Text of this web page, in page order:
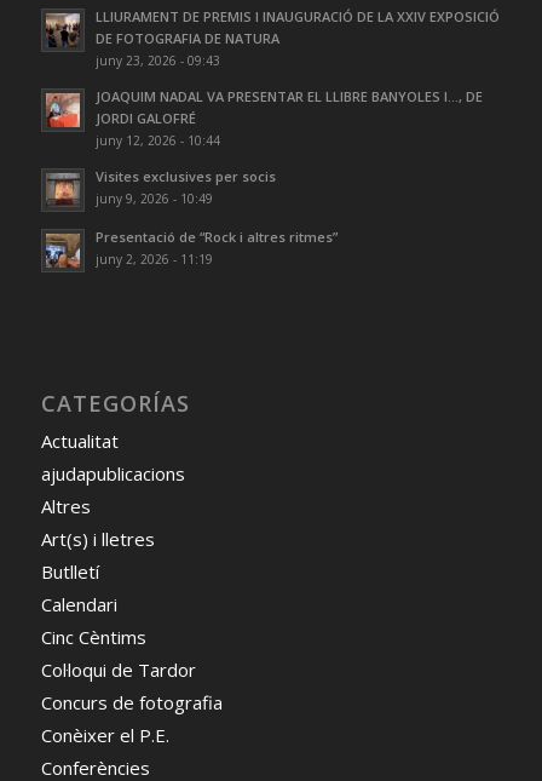
LLIURAMENT DE PREMIS I INAUGURACIÓ DE LA XXIV EXPOSICIÓ
DE FOTOGRAFIA DE NATURA
juny 23, 2026 - 09:43
JOAQUIM NADAL VA PRESENTAR EL LLIBRE BANYOLES I…, DE
JORDI GALOFRÉ
juny 12, 2026 - 10:44
Visites exclusives per socis
juny 9, 2026 - 10:49
Presentació de “Rock i altres ritmes”
juny 2, 2026 - 11:19
CATEGORÍAS
Actualitat
ajudapublicacions
Altres
Art(s) i lletres
Butlletí
Calendari
Cinc Cèntims
Col·loqui de Tardor
Concurs de fotografia
Conèixer el P.E.
Conferències